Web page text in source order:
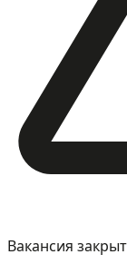
Вакансия